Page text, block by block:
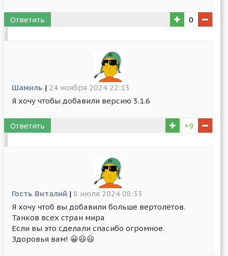
Ответить 0
Шамиль | 24 ноября 2024 22:13
Я хочу чтобы добавили версию 3.1.6
Ответить +9
Гость Виталий | 8 июля 2024 08:33
Я хочу чтоб вы добавили больше вертолётов.
Танков всех стран мира
Если вы это сделали спасибо огромное.
Здоровья вам! 😀😃😃